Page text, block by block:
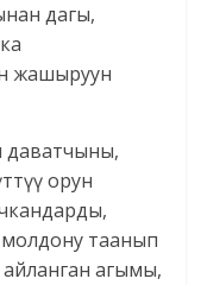
дагы,
жашыруун
даватчыны,
орун
таанып
агымы,